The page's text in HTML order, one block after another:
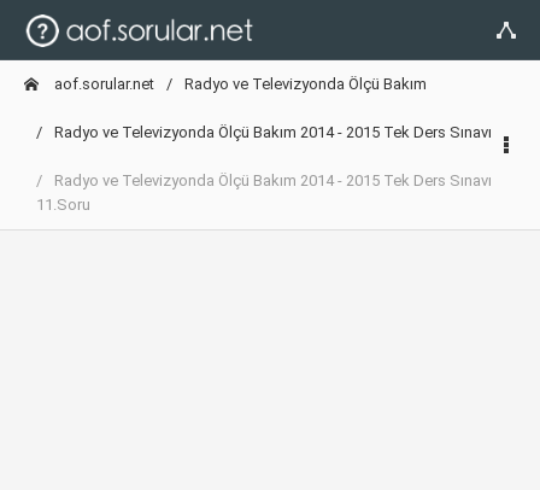
aof.sorular.net Radyo ve Televizyonda Ölçü Bakım
Radyo ve Televizyonda Ölçü Bakım 2014 - 2015 Tek Ders Sınavı
Radyo ve Televizyonda Ölçü Bakım 2014 - 2015 Tek Ders Sınavı
11.Soru